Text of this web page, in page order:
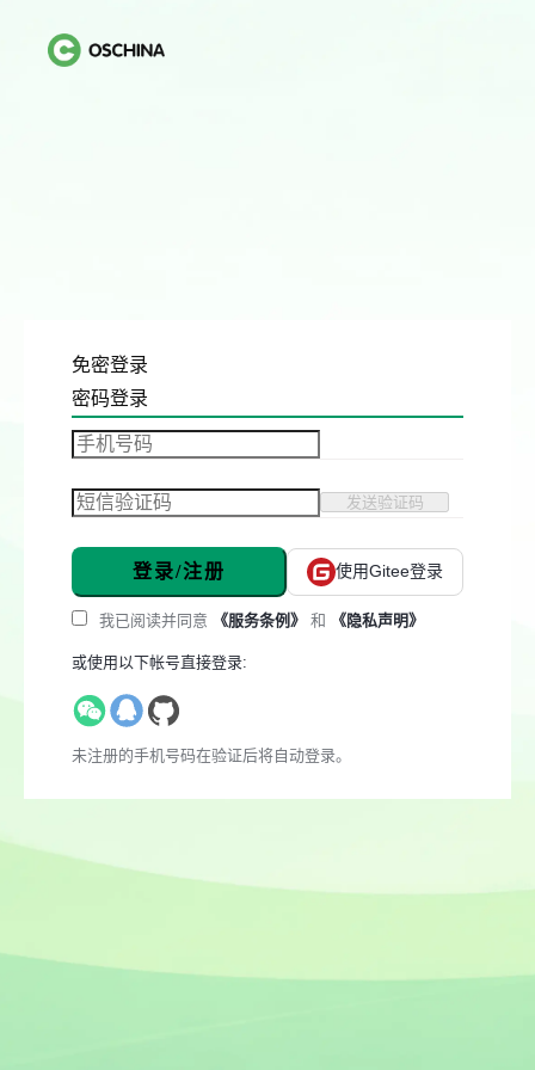
免密登录
密码登录
发送验证码
登录/注册 使用Gitee登录
我已阅读并同意 《服务条例》 和 《隐私声明》
或使用以下帐号直接登录:
未注册的手机号码在验证后将自动登录。